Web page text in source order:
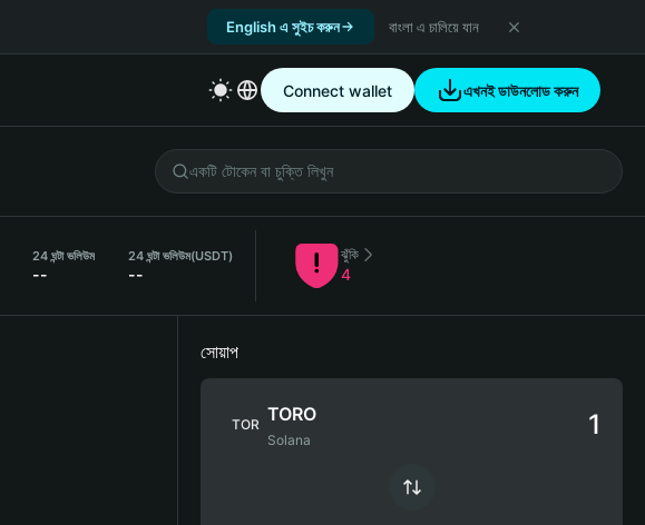
English এ সুইচ করুন বাংলা এ চালিয়ে যান
Connect wallet এখনই ডাউনলোড করুন
24 ঘন্টা ভলিউম
--
24 ঘন্টা ভলিউম(USDT)
--
ঝুঁকি
4
সোয়াপ
TOR TORO
Solana